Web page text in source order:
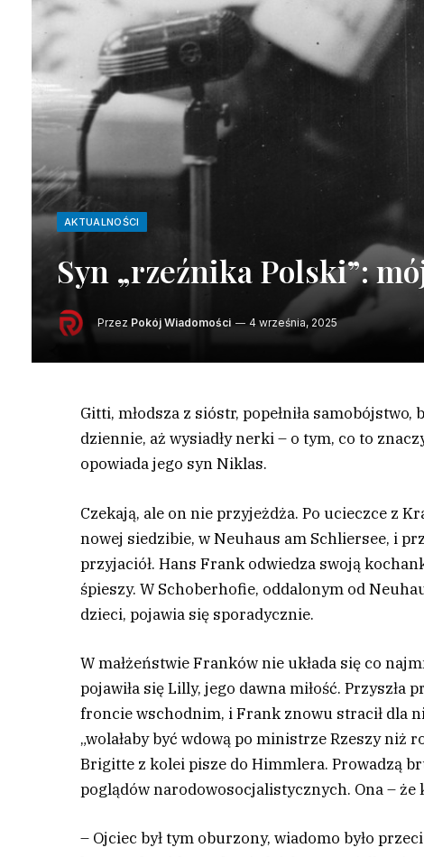
AKTUALNOŚCI
Syn „rzeźnika Polski”:
Przez Pokój Wiadomości 4 września, 2025
Gitti, młodsza z sióstr, popełniła
dziennie, aż wysiadły nerki – o tym, co to
opowiada jego syn Niklas.
Czekają, ale on nie przyjeżdża. Po ucieczce z
nowej siedzibie, w Neuhaus am Schliersee, i
przyjaciół. Hans Frank odwiedza swoją
śpieszy. W Schoberhofie, oddalonym od
dzieci, pojawia się sporadycznie.
W małżeństwie Franków nie układa się co
pojawiła się Lilly, jego dawna miłość.
froncie wschodnim, i Frank znowu stracił dla
„wolałaby być wdową po ministrze Rzeszy niż
Brigitte z kolei pisze do Himmlera. Prowadzą
poglądów narodowosocjalistycznych. Ona –
– Ojciec był tym oburzony, wiadomo było